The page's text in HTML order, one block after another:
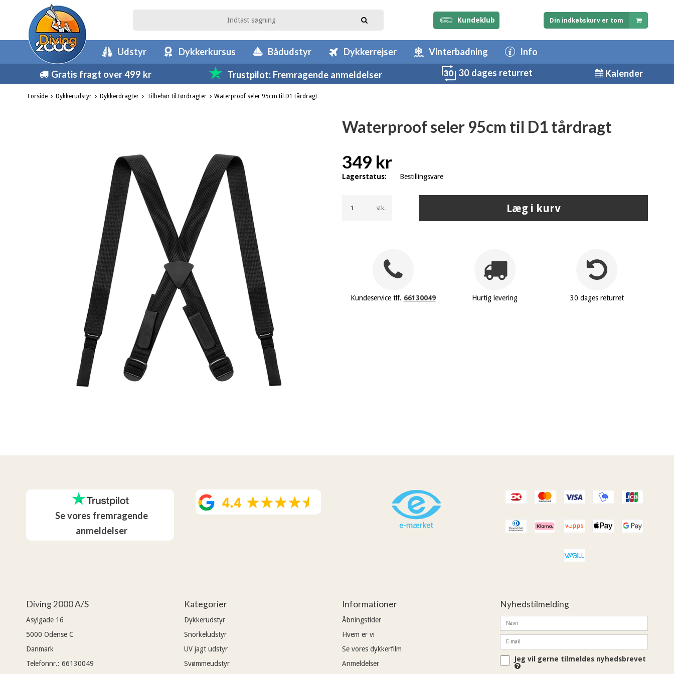
Kundeklub Din indkøbskurv er tom
Udstyr Dykkerkursus Bådudstyr Dykkerrejser Vinterbadning Info
Gratis fragt over 499 kr Trustpilot: Fremragende anmeldelser 30 dages returret Kalender
Forside Dykkerudstyr Dykkerdragter Tilbehør til tørdragter Waterproof seler 95cm til D1 tårdragt
Waterproof seler 95cm til D1 tårdragt
349 kr
Lagerstatus: Bestillingsvare
stk. Læg i kurv
Kundeservice tlf. 66130049 Hurtig levering 30 dages returret
Se vores fremragende
anmeldelser
Diving 2000 A/S
Asylgade 16
5000 Odense C
Danmark
Telefonnr.: 66130049
Kategorier
Dykkerudstyr
Snorkeludstyr
UV jagt udstyr
Svømmeudstyr
Informationer
Åbningstider
Hvem er vi
Se vores dykkerfilm
Anmeldelser
Nyhedstilmelding
Jeg vil gerne tilmeldes nyhedsbrevet